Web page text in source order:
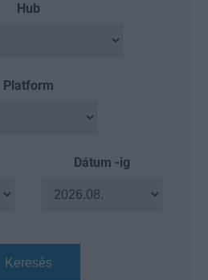
Hub
Platform
Dátum -ig
Keresés